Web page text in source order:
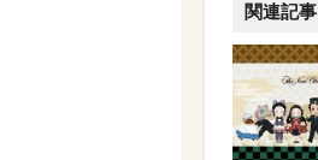
関連記事